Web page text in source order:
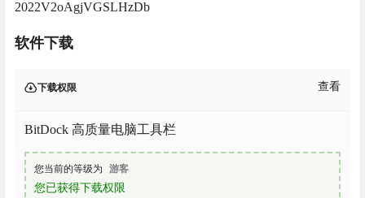
2022V2oAgjVGSLHzDb
软件下载
下载权限 查看
BitDock 高质量电脑工具栏
您当前的等级为 游客
您已获得下载权限